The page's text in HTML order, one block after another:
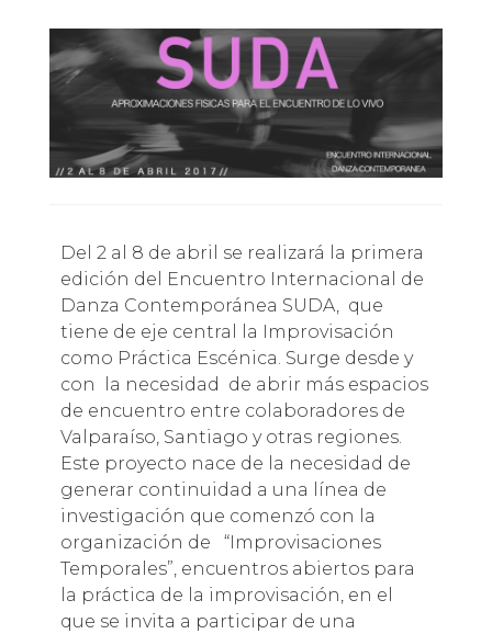
Del 2 al 8 de abril se realizará la primera
edición del Encuentro Internacional de
Danza Contemporánea SUDA, que
tiene de eje central la Improvisación
como Práctica Escénica. Surge desde y
con la necesidad de abrir más espacios
de encuentro entre colaboradores de
Valparaíso, Santiago y otras regiones.
Este proyecto nace de la necesidad de
generar continuidad a una línea de
investigación que comenzó con la
organización de “Improvisaciones
Temporales”, encuentros abiertos para
la práctica de la improvisación, en el
que se invita a participar de una